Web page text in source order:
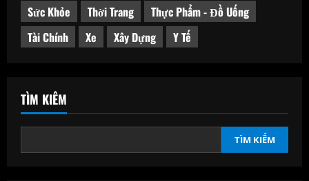
Sức Khỏe
Thời Trang
Thực Phẩm - Đồ Uống
Tài Chính
Xe Xây Dựng Y Tế
TÌM KIẾM
TÌM KIẾM